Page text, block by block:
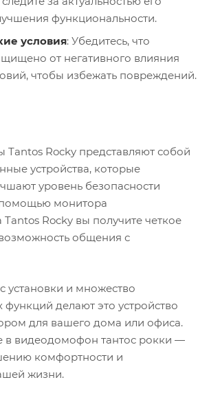
функциональности.
условия: Убедитесь, что
от негативного влияния
чтобы избежать повреждений.
Rocky представляют собой
устройства, которые
уровень безопасности
монитора
Rocky вы получите четкое
общения с
установки и множество
делают это устройство
для вашего дома или офиса.
в видеодомофон тантос рокки —
комфортности и
жизни.